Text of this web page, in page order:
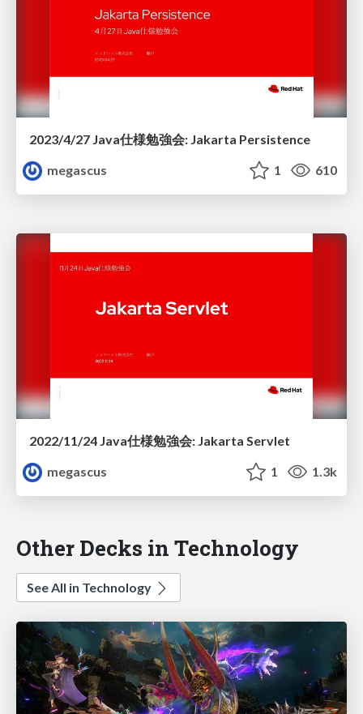
2023/4/27 Java仕様勉強会: Jakarta Persistence
megascus
1 610
2022/11/24 Java仕様勉強会: Jakarta Servlet
megascus
1 1.3k
Other Decks in Technology
See All in Technology